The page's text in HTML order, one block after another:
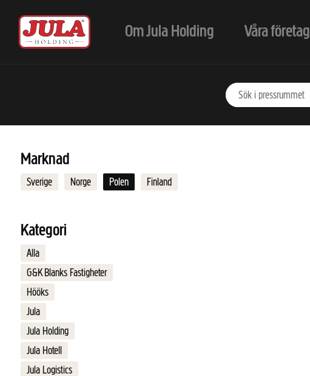
Om Jula Holding Våra företag
Marknad
Sverige Norge Polen Finland
Kategori
Alla
G&K Blanks Fastigheter
Hööks
Jula
Jula Holding
Jula Hotell
Jula Logistics